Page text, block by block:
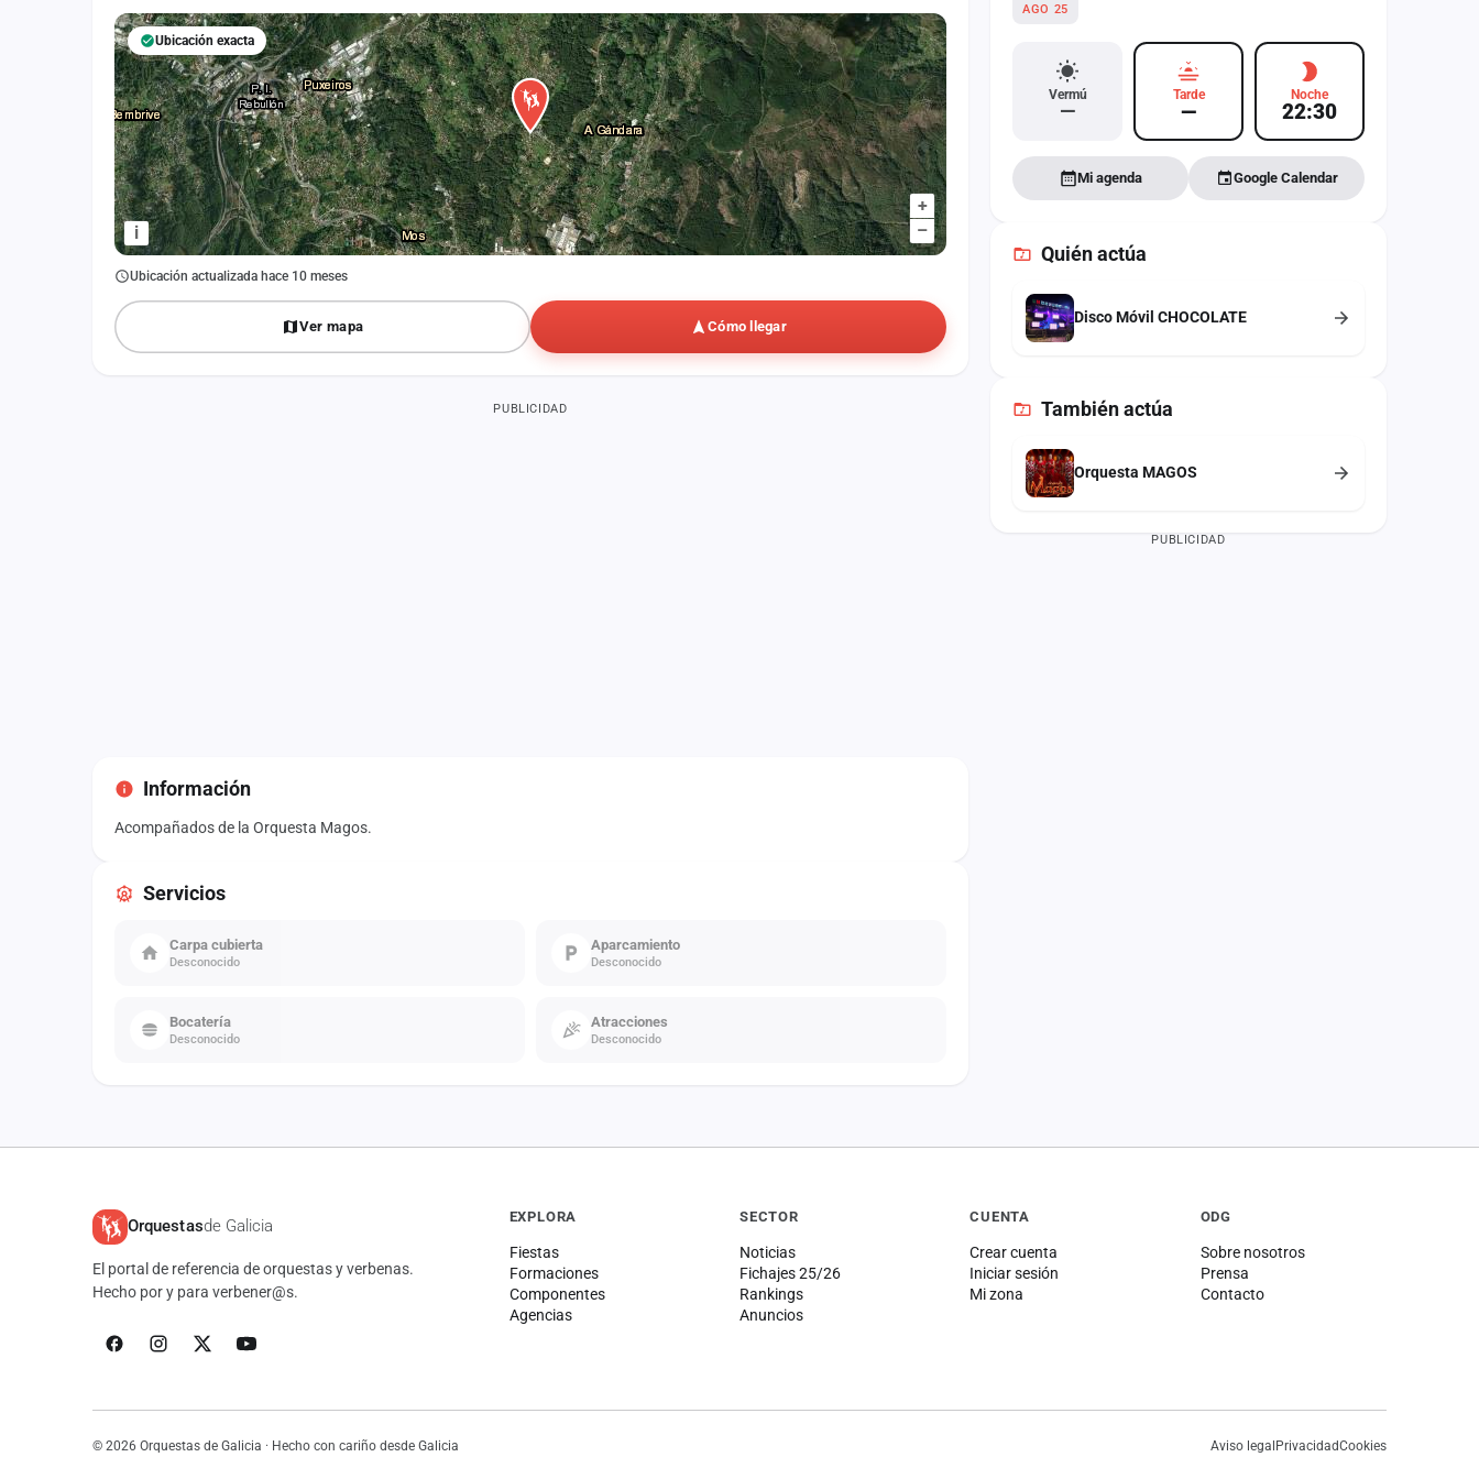
+
–
i
Ubicación exacta
Ubicación actualizada hace 10 meses
Ver mapa Cómo llegar
PUBLICIDAD
Información
Acompañados de la Orquesta Magos.
Servicios
Carpa cubierta
Desconocido
Aparcamiento
Desconocido
Bocatería
Desconocido
Atracciones
Desconocido
AGO 25
Vermú
—
Tarde
—
Noche
22:30
Mi agenda Google Calendar
Quién actúa
Disco Móvil CHOCOLATE
Tambiénactúa
Orquesta MAGOS
PUBLICIDAD
Orquestasde Galicia
El portal de referencia de orquestas y verbenas.
Hecho por y para verbener@s.
EXPLORA
Fiestas
Formaciones
Componentes
Agencias
SECTOR
Noticias
Fichajes 25/26
Rankings
Anuncios
CUENTA
Crear cuenta
Iniciar sesión
Mi zona
ODG
Sobre nosotros
Prensa
Contacto
© 2026 Orquestas de Galicia · Hecho con cariño desde Galicia Aviso legalPrivacidadCookies
Iniciar sesión
Crear cuenta
Administración